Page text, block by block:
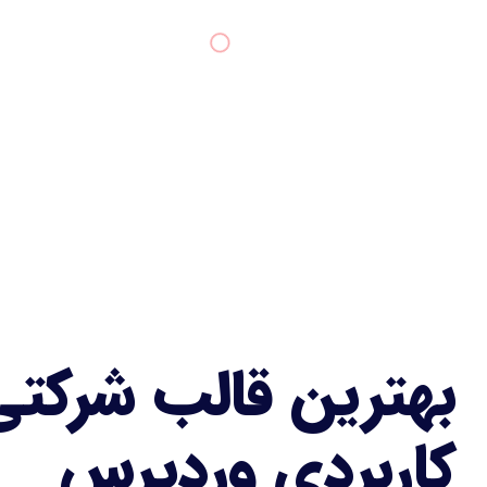
بهترین قالب